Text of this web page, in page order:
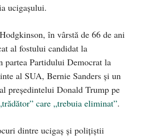
ucigașului.
în vârstă de 66 de ani
al fostului candidat la
partea Partidului Democrat la
al SUA, Bernie Sanders și un
președintelui Donald Trump pe
care „trebuia eliminat”.
dintre ucigaș și polițiștii